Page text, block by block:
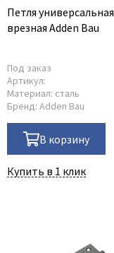
Петля универсальная
врезная Adden Bau
Под заказ
Артикул:
Материал: сталь
Бренд: Adden Bau
В корзину
Купить в 1 клик